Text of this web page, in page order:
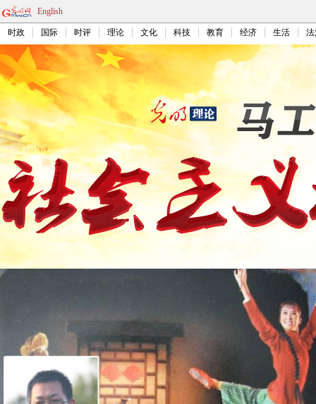
English
时政 国际 时评 理论 文化 科技 教育 经济 生活